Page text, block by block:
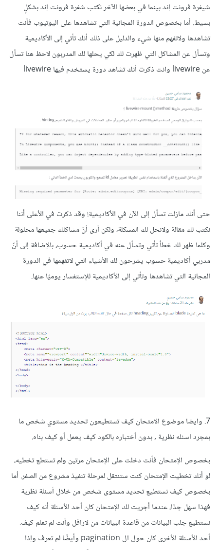
شيفرة فرونت إند بينما في بعضها الآخر نكتب شفرة فرونت إند بشكلٍ
بسيط. أما بخصوص الدورة المجانية التي تشاهدها على اليوتيوب فأنت
تشاهدها ولاتفهم منها شيء والدليل على ذلك أنك تأتي إلى الأكاديمية
وتسأل عن المشاكل التي ظهرت لك لكي يحلها لك المدربون لاحظ هنا تسأل
عن livewire وانت ذكرت أنك تشاهد دورة يستخدم فيها livewire
حتى أنك مازلت تسأل إلى الآن في الأكاديمية! وقد ذكرت في الأعلى أننا
نكتب لك مقالة ولانحل لك المشكلة، ولكن أرى أنّ مشاكلك جميعها محلولة
وكلما ظهر لك خطأ تأتي وتسأل عنه في أكاديمية حسوب، بالإضافة إلى أنّ
مدربي أكاديمية حسوب يشرحون لك الأشياء التي لاتفهمها في الدورة
المجانية التي تشاهدها وتأتي إلى الأكاديمية للإستفسار يوميًا عنها.
7. وايضا موضوع الامتحان كيف تستطيعون تحديد مستوي شخص ما
بمجرد اسئله نظرية , بدون أختباره بالكود كيف يعمل أو كيف بناه.
بخصوص الإمتحان فأنت دخلت على الإمتحان مرتين ولم تستطع تخطيه،
لو أنك تخطيت الإمتحان كنت ستنتقل لمرحلة تنفيذ مشروع من الصفر. أما
بخصوص كيف نستطيع تحديد مستوى شخص من خلال أسئلة نظرية
فهذا سهل جدًا، عندما أجريت لك الإمتحان كان أحد الأسئلة أنه كيف
نستطيع جلب البيانات من قاعدة البيانات من لارافل وأنت لم تعلم كيف.
أحد الأسئلة الأخرى كان حول ال pagination وأيضًا لم تعرف وإذا